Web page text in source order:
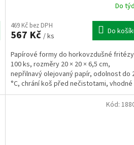
Do
469 Kč bez DPH
567 Kč / ks Do
Papírové formy do horkovzdušné
100 ks, rozměry 20 × 20 × 6,5 cm,
nepřilnavý olejovaný papír, odolnost do
°C, chrání koš před nečistotami, vhodné
do trouby a...
Kód: